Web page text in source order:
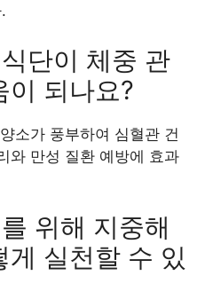
단이 체중 관
이 되나요?
소가 풍부하여 심혈관 건
와 만성 질환 예방에 효과
위해 지중해
실천할 수 있